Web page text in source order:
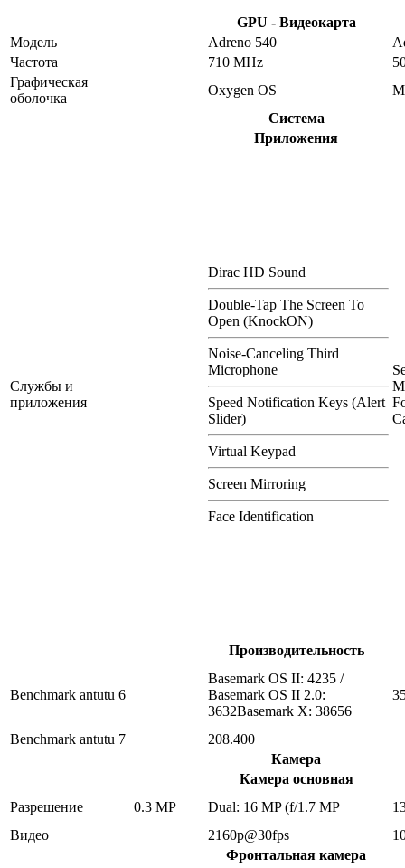
GPU - Видеокарта
Модель
Adreno 540
Частота
710 MHz
Графическая
оболочка
Oxygen OS
Система
Приложения
Службы и
приложения
Dirac HD Sound
Double-Tap The Screen To
Open (KnockON)
Noise-Canceling Third
Microphone
Speed Notification Keys (Alert
Slider)
Virtual Keypad
Screen Mirroring
Face Identification
Производительность
Benchmark antutu 6
Basemark OS II: 4235 /
Basemark OS II 2.0:
3632Basemark X: 38656
Benchmark antutu 7
208.400
Камера
Камера основная
Разрешение
0.3 MP Dual: 16 MP (f/1.7 MP
Видео
2160p@30fps
Фронтальная камера